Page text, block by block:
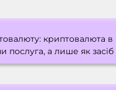
криптовалюта
послуга, а лише як